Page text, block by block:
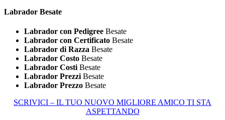
Labrador Besate
Labrador con Pedigree Besate
Labrador con Certificato Besate
Labrador di Razza Besate
Labrador Costo Besate
Labrador Costi Besate
Labrador Prezzi Besate
Labrador Prezzo Besate
SCRIVICI – IL TUO NUOVO MIGLIORE AMICO TI STA
ASPETTANDO